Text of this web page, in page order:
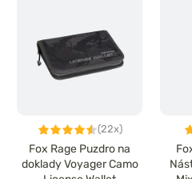
(22x)
Fox Rage Puzdro na
doklady Voyager Camo